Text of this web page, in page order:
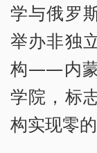
学与俄罗
举办非独
构——内蒙
学院，标
构实现零的